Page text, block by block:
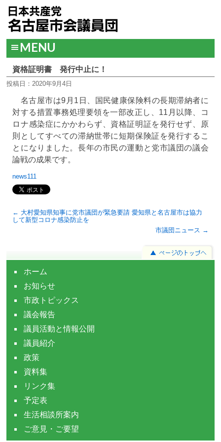
MENU
資格証明書 発行中止に！
投稿日：2020年9月4日
名古屋市は9月1日、国民健康保険料の長期滞納者に
対する措置事務処理要領を一部改正し、11月以降、コ
ロナ感染症にかかわらず、資格証明証を発行せず、原
則としてすべての滞納世帯に短期保険証を発行するこ
とになりました。長年の市民の運動と党市議団の議会
論戦の成果です。
news111
← 大村愛知県知事に党市議団が緊急要請 愛知県と名古屋市は協力
して新型コロナ感染防止を
市議団ニュース →
ホーム
お知らせ
市政トピックス
議会報告
議員活動と情報公開
議員紹介
政策
資料集
リンク集
予定表
生活相談所案内
ご意見・ご要望